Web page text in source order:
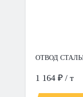
ОТВОД
1 164 ₽ / т